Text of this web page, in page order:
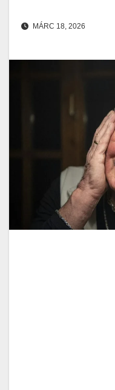
MÁRC 18, 2026